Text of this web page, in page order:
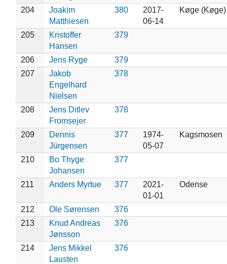
204
Joakim
Matthiesen
380
2017-
06-14
Køge (Køge)
205
Kristoffer
Hansen
379
206 Jens Ryge
379
207
Jakob
Engelhard
Nielsen
378
208
Jens Ditlev
Fromsejer
378
209
Dennis
Jürgensen
377
1974-
05-07
Kagsmosen
210
Bo Thyge
Johansen
377
211 Anders Myrtue 377
2021-
01-01
Odense
212 Ole Sørensen
376
213
Knud Andreas
Jønsson
376
214
Jens Mikkel
Lausten
376